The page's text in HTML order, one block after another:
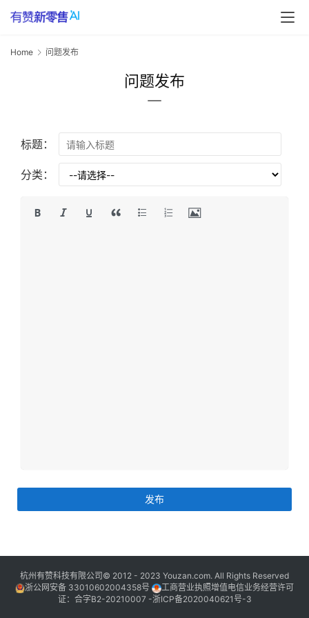
Home 问题发布
问题发布
标题：
分类：
杭州有赞科技有限公司© 2012 - 2023 Youzan.com. All Rights Reserved
浙公网安备 33010602004358号
工商营业执照增值电信业务经营许可
证：合字B2-20210007 -浙ICP备2020040621号-3